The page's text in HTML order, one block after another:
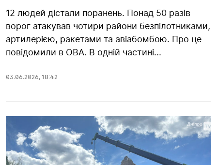
12 людей дістали поранень. Понад 50 разів
ворог атакував чотири райони безпілотниками,
артилерією, ракетами та авіабомбою. Про це
повідомили в ОВА. В одній частині...
03.06.2026, 18:42